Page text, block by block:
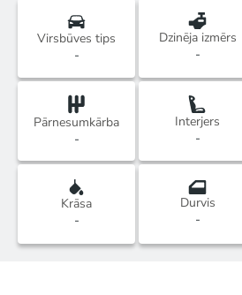
Virsbūves tips
-
Dzinēja izmērs
-
Pārnesumkārba
-
Interjers
-
Krāsa
-
Durvis
-